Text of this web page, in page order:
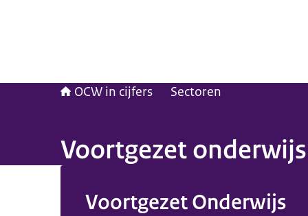
OCW in cijfers Sectoren
Voortgezet
Voortgezet Onderwijs